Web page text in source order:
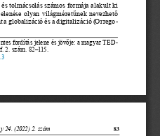
és  tolmácsolás számos formája alakult ki
olyan világméretűnek nevezhető
a  globalizáció és  a  digitalizáció (Orrego-
fordítás jelene és  jövője: a  magyar TED-
2. szám. 82‒115.
3
83
24. (2022) 2. szám